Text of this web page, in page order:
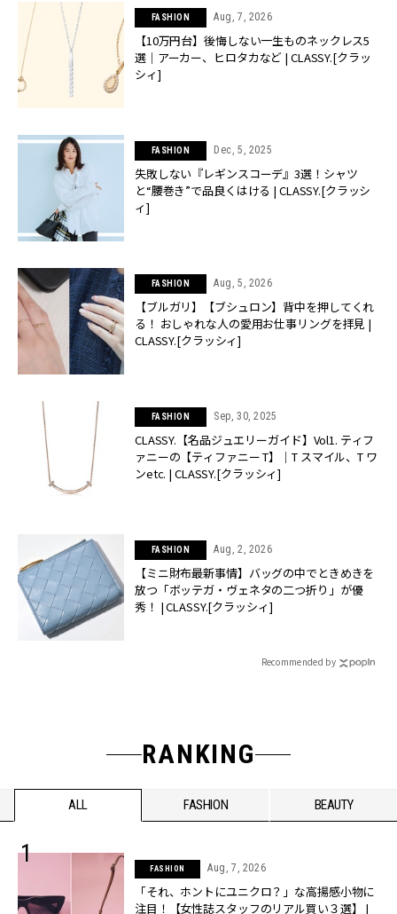
FASHION Aug, 7, 2026
【10万円台】後悔しない一生ものネックレス5
選｜アーカー、ヒロタカなど | CLASSY.[クラッ
シィ]
FASHION Dec, 5, 2025
失敗しない『レギンスコーデ』3選！シャツ
と“腰巻き”で品良くはける | CLASSY.[クラッシ
ィ]
FASHION Aug, 5, 2026
【ブルガリ】【ブシュロン】背中を押してくれ
る！ おしゃれな人の愛用お仕事リングを拝見 |
CLASSY.[クラッシィ]
FASHION Sep, 30, 2025
CLASSY.【名品ジュエリーガイド】Vol1. ティフ
ァニーの【ティファニー T】｜T スマイル、T ワ
ンetc. | CLASSY.[クラッシィ]
FASHION Aug, 2, 2026
【ミニ財布最新事情】バッグの中でときめきを
放つ「ボッテガ・ヴェネタの二つ折り」が優
秀！ | CLASSY.[クラッシィ]
Recommended by
RANKING
ALL FASHION BEAUTY
FASHION Aug, 7, 2026
「それ、ホントにユニクロ？」な高揚感小物に
注目！【女性誌スタッフのリアル買い３選】 |